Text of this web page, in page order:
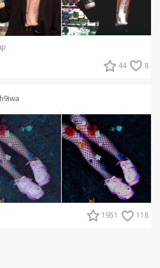
44 8
1951 118